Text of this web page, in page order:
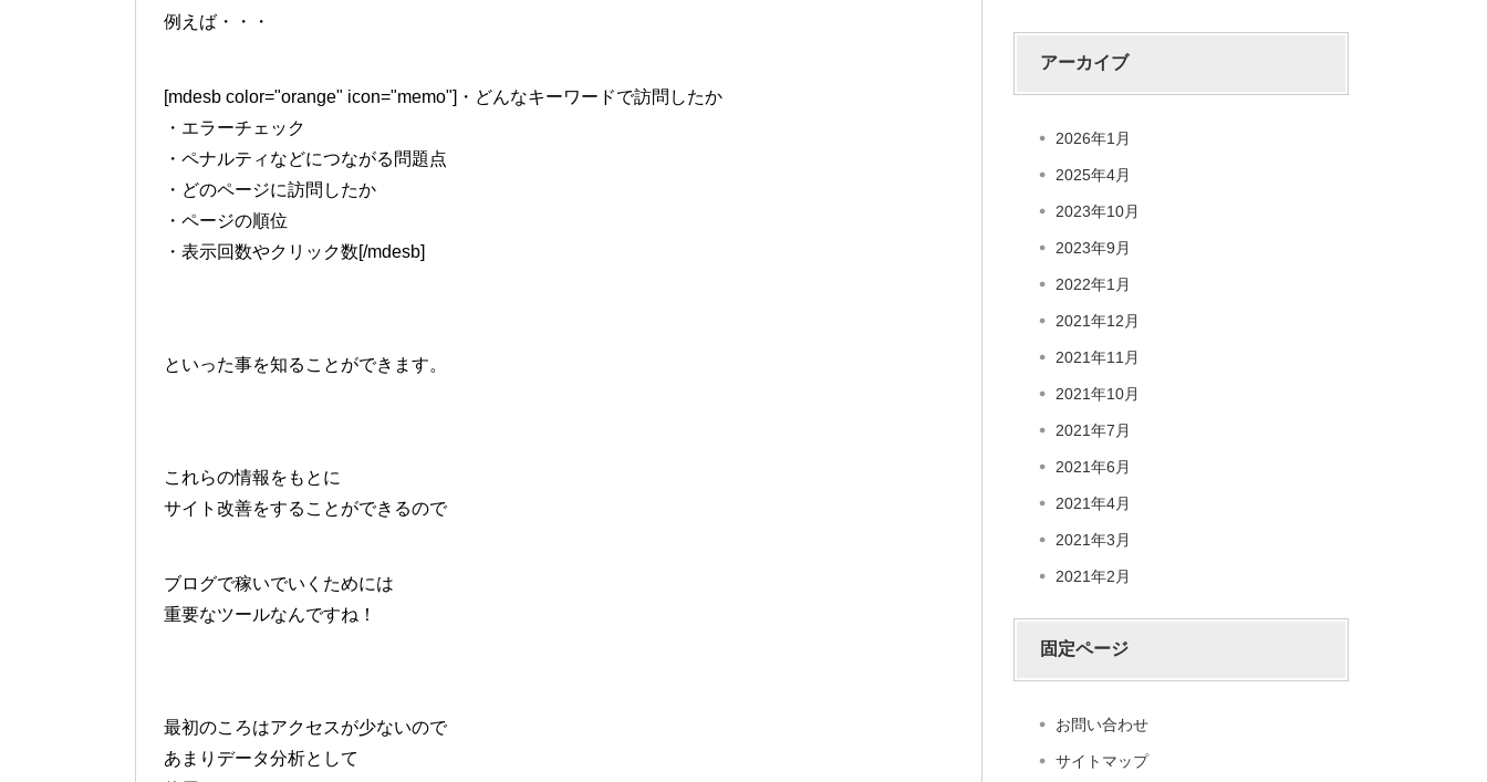
例えば・・・
[mdesb color="orange" icon="memo"]・どんなキーワードで訪問したか
・エラーチェック
・ペナルティなどにつながる問題点
・どのページに訪問したか
・ページの順位
・表示回数やクリック数[/mdesb]
といった事を知ることができます。
これらの情報をもとに
サイト改善をすることができるので
ブログで稼いでいくためには
重要なツールなんですね！
最初のころはアクセスが少ないので
あまりデータ分析として
アーカイブ
2026年1月
2025年4月
2023年10月
2023年9月
2022年1月
2021年12月
2021年11月
2021年10月
2021年7月
2021年6月
2021年4月
2021年3月
2021年2月
固定ページ
お問い合わせ
サイトマップ